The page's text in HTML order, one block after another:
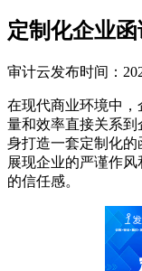
定制化企业
审计云发布时间：
在现代商业环境中
量和效率直接关系
身打造一套定制化
展现企业的严谨作
的信任感。